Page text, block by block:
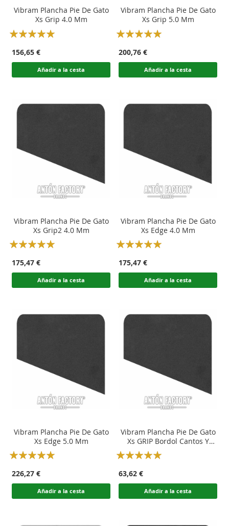
Vibram Plancha Pie De Gato
Xs Grip 4.0 Mm
Rating:
156,65 €
Añadir a la cesta
Vibram Plancha Pie De Gato
Xs Grip 5.0 Mm
Rating:
200,76 €
Añadir a la cesta
Vibram Plancha Pie De Gato
Xs Grip2 4.0 Mm
Rating:
175,47 €
Añadir a la cesta
Vibram Plancha Pie De Gato
Xs Edge 4.0 Mm
Rating:
175,47 €
Añadir a la cesta
Vibram Plancha Pie De Gato
Xs Edge 5.0 Mm
Rating:
226,27 €
Añadir a la cesta
Vibram Plancha Pie De Gato
Xs GRIP Bordol Cantos Y
Punteras
Rating:
63,62 €
Añadir a la cesta